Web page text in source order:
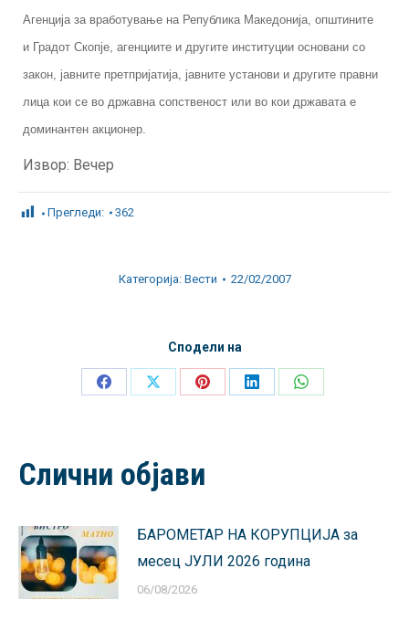
Агенција за вработување на Република Македонија, општините
и Градот Скопје, агенциите и другите институции основани со
закон, јавните претпријатија, јавните установи и другите правни
лица кои се во државна сопственост или во кои државата е
доминантен акционер.
Извор: Вечер
Прегледи: 362
Категорија: Вести 22/02/2007
Сподели на
Share
Share
Share
Share
Share
Слични објави
БАРОМЕТАР НА КОРУПЦИЈА за
месец ЈУЛИ 2026 година
06/08/2026